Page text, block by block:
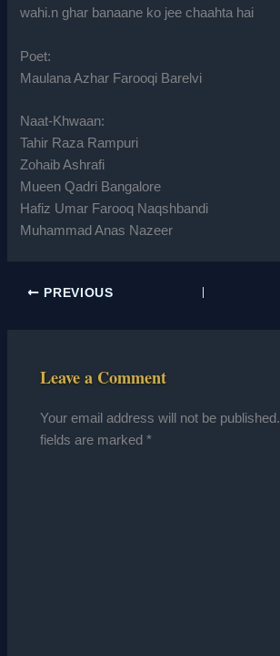
wahi.n ghar banaane ko jee chaahta hai
Poet:
Maulana Azhar Farooqi Barelvi
Naat-Khwaan:
Tahir Raza Rampuri
Zohaib Ashrafi
Mueen Qadri Bangalore
Hafiz Umar Farooq Naqshbandi
Muhammad Anas Nazeer
PREVIOUS
Leave a Comment
Your email address will not be published.
fields are marked*